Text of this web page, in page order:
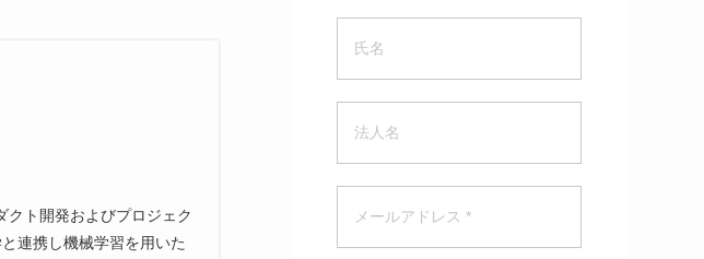
ト開発およびプロジェク
連携し機械学習を用いた